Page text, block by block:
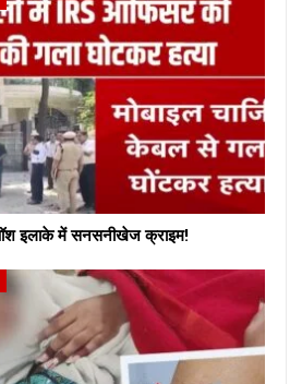
इलाके में सनसनीखेज क्राइम!